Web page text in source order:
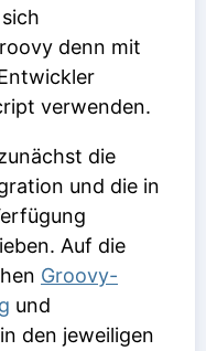
denn mit
verwenden.
die
und die in
Auf die
Groovy-
und
den jeweiligen